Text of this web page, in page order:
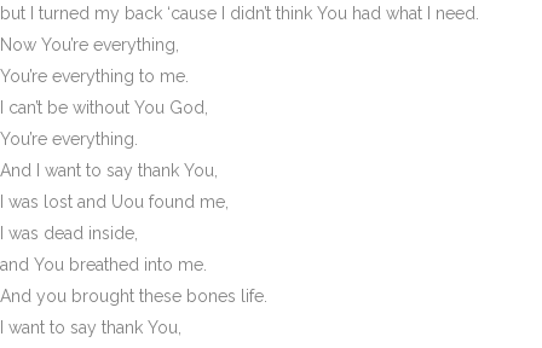
but I turned my back ‘cause I didn’t think You had what I need.
Now You’re everything,
You’re everything to me.
I can’t be without You God,
You’re everything.
And I want to say thank You,
I was lost and Uou found me,
I was dead inside,
and You breathed into me.
And you brought these bones life.
I want to say thank You,